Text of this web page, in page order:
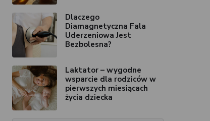
Dlaczego
Diamagnetyczna Fala
Uderzeniowa Jest
Bezbolesna?
Laktator – wygodne
wsparcie dla rodziców w
pierwszych miesiącach
życia dziecka